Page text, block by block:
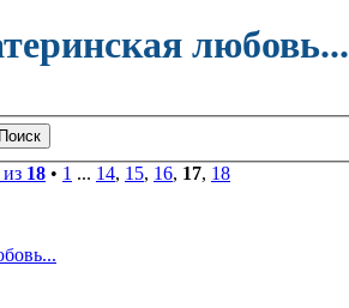
любовь...
из 18 • 1 ... 14, 15, 16, 17, 18